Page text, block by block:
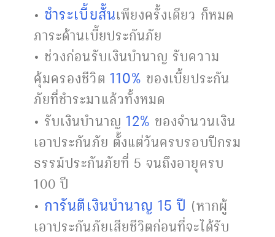
• ชำระเบี้ยสั้นเพียงครั้งเดียว ก็หมด
ภาระด้านเบี้ยประกันภัย
• ช่วงก่อนรับเงินบำนาญ รับความ
คุ้มครองชีวิต 110% ของเบี้ยประกัน
ภัยที่ชำระมาแล้วทั้งหมด
• รับเงินบำนาญ 12% ของจำนวนเงิน
เอาประกันภัย ตั้งแต่วันครบรอบปีกรม
ธรรม์ประกันภัยที่ 5 จนถึงอายุครบ
100 ปี
• การันตีเงินบำนาญ 15 ปี (หากผู้
เอาประกันภัยเสียชีวิตก่อนที่จะได้รับ